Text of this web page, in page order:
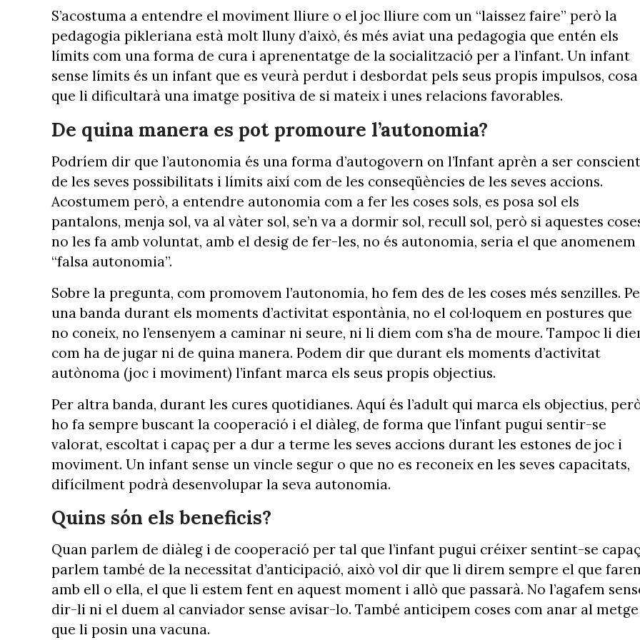
S’acostuma a entendre el moviment lliure o el joc lliure com un “laissez faire” però la
pedagogia pikleriana està molt lluny d’això, és més aviat una pedagogia que entén els
límits com una forma de cura i aprenentatge de la socialització per a l’infant. Un infant
sense límits és un infant que es veurà perdut i desbordat pels seus propis impulsos, cosa
que li dificultarà una imatge positiva de si mateix i unes relacions favorables.
De quina manera es pot promoure l’autonomia?
Podríem dir que l’autonomia és una forma d’autogovern on l’Infant aprèn a ser conscient
de les seves possibilitats i límits així com de les conseqüències de les seves accions.
Acostumem però, a entendre autonomia com a fer les coses sols, es posa sol els
pantalons, menja sol, va al vàter sol, se’n va a dormir sol, recull sol, però si aquestes
no les fa amb voluntat, amb el desig de fer-les, no és autonomia, seria el que anomenem
“falsa autonomia”.
Sobre la pregunta, com promovem l’autonomia, ho fem des de les coses més senzilles.
una banda durant els moments d’activitat espontània, no el col·loquem en postures que
no coneix, no l’ensenyem a caminar ni seure, ni li diem com s’ha de moure. Tampoc li
com ha de jugar ni de quina manera. Podem dir que durant els moments d’activitat
autònoma (joc i moviment) l’infant marca els seus propis objectius.
Per altra banda, durant les cures quotidianes. Aquí és l’adult qui marca els objectius,
ho fa sempre buscant la cooperació i el diàleg, de forma que l’infant pugui sentir-se
valorat, escoltat i capaç per a dur a terme les seves accions durant les estones de joc i
moviment. Un infant sense un vincle segur o que no es reconeix en les seves capacitats,
difícilment podrà desenvolupar la seva autonomia.
Quins són els beneficis?
Quan parlem de diàleg i de cooperació per tal que l’infant pugui créixer sentint-se capaç
parlem també de la necessitat d’anticipació, això vol dir que li direm sempre el que
amb ell o ella, el que li estem fent en aquest moment i allò que passarà. No l’agafem
dir-li ni el duem al canviador sense avisar-lo. També anticipem coses com anar al
que li posin una vacuna.